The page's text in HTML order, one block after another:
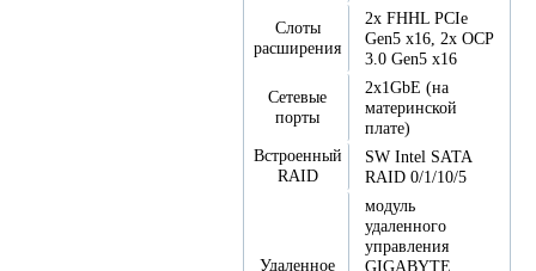
Слоты
расширения
2x FHHL PCIe
Gen5 x16, 2x OCP
3.0 Gen5 x16
Сетевые
порты
2x1GbE (на
материнской
плате)
Встроенный
RAID
SW Intel SATA
RAID 0/1/10/5
Удаленное
модуль
удаленного
управления
GIGABYTE